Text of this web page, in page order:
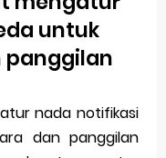
untuk
panggilan
nada notifikasi
dan panggilan